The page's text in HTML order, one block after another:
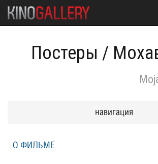
Постеры /
навигация
О ФИЛЬМЕ